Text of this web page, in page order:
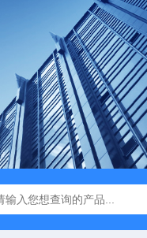
骏 岩棉天花板 防火抗下